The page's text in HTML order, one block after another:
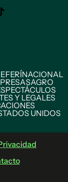
NACIONAL
AGRO
Y LEGALES
UNIDOS